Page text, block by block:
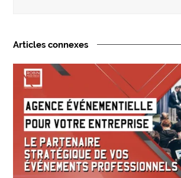
Articles connexes